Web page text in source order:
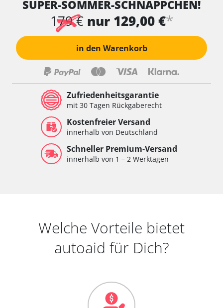
Wischersteuerung
Xenon links
Xenon rechts
Zentrale Bedieneinheit
Zentralelektronik
Zentralelektronik hinten
Zentralelektronik vorne
Zentralelektronik vorne Beifahrer
Zentralelektronik vorne Fahrer
Verfügbarkeit abhängig von Modell, Motorisierung, Ausstattung
und Konfiguration
SUPER-SOMMER-SCHNÄPPCHEN!
179 € nur 129,00 €*
in den Warenkorb
Zufriedenheitsgarantie
mit 30 Tagen Rückgaberecht
Kostenfreier Versand
innerhalb von Deutschland
Schneller Premium-Versand
innerhalb von 1 – 2 Werktagen
Welche Vorteile bietet
autoaid für Dich?